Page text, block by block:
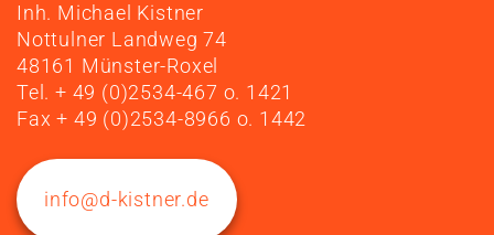
Inh. Michael Kistner
Nottulner Landweg 74
48161 Münster-Roxel
Tel. + 49 (0)2534-467 o. 1421
Fax + 49 (0)2534-8966 o. 1442
info@d-kistner.de